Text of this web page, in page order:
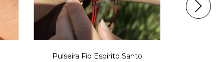
Pulseira Fio Espírito Santo